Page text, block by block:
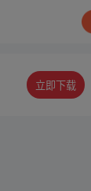
立即下载